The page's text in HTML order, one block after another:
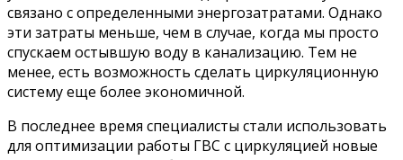
связано с определенными энергозатратами. Однако
эти затраты меньше, чем в случае, когда мы просто
спускаем остывшую воду в канализацию. Тем не
менее, есть возможность сделать циркуляционную
систему еще более экономичной.
В последнее время специалисты стали использовать
для оптимизации работы ГВС с циркуляцией новые